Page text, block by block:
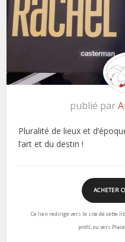
publié par
Pluralité de lieux et
l’art et du destin !
ACHETER
Ce lien redirige vers le site de cette
profil, ou vers